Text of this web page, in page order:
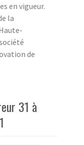
en vigueur.
la
de
31 à